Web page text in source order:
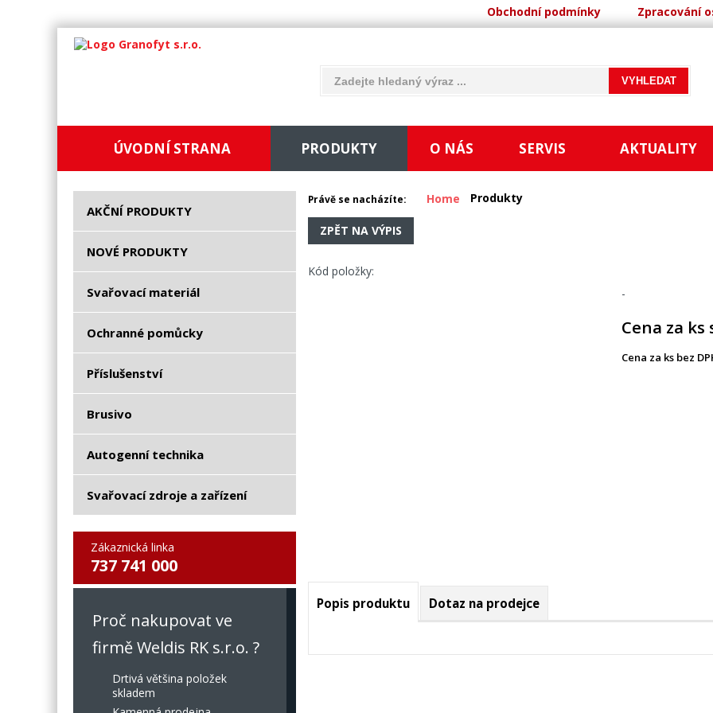
Obchodní podmínky Zpracování
ÚVODNÍ STRANA PRODUKTY O NÁS SERVIS AKTUALITY
AKČNÍ PRODUKTY
NOVÉ PRODUKTY
Svařovací materiál
Ochranné pomůcky
Příslušenství
Brusivo
Autogenní technika
Svařovací zdroje a zařízení
Zákaznická linka
737 741 000
Proč nakupovat ve
firmě Weldis RK s.r.o. ?
Drtivá většina položek
skladem
Právě se nacházíte: Home Produkty
ZPĚT NA VÝPIS
Kód položky:
-
Cena za ks
Cena za ks bez
Popis produktu Dotaz na prodejce